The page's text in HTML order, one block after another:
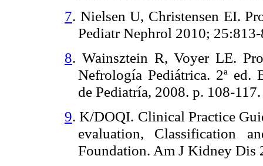
7. Nielsen U, Christensen EI.
Pediatr Nephrol 2010;
8. Wainsztein R, Voyer LE.
Nefrología Pediátrica. 2ª ed.
de Pediatría, 2008. p. 108-117.
9. K/DOQI. Clinical Practice
evaluation, Classification
Foundation. Am J Kidney Dis